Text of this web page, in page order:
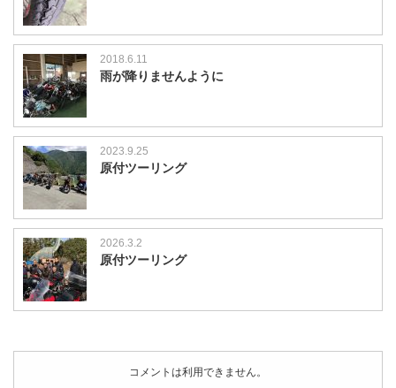
2018.6.11
雨が降りませんように
2023.9.25
原付ツーリング
2026.3.2
原付ツーリング
コメントは利用できません。